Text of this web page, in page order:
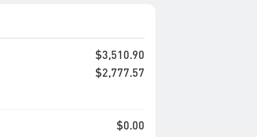
$3,510.90
$2,777.57
$0.00